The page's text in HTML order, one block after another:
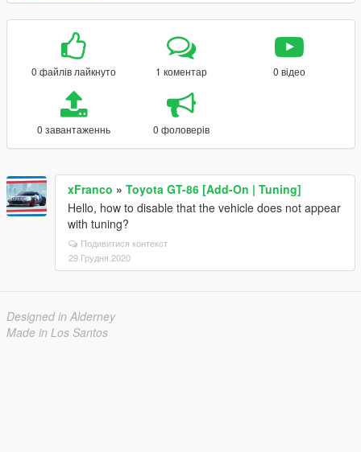
0 файлів лайкнуто 1 коментар 0 відео
0 завантаженнь 0 фоловерів
xFranco » Toyota GT-86 [Add-On | Tuning]
Hello, how to disable that the vehicle does not appear
with tuning?
Подивитися контекст
29 Грудня 2020
Designed in Alderney
Made in Los Santos